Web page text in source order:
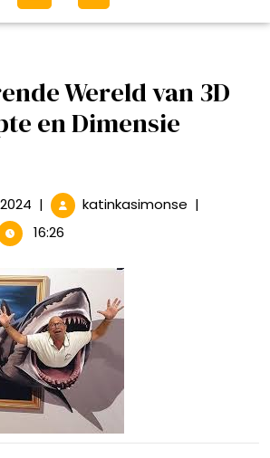
menu
Wereld van 3D
en Dimensie
25
november
2024
| katinkasimonse De|
16:26